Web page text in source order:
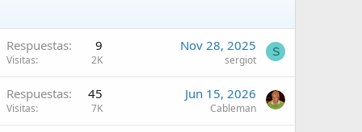
Respuestas 9
Visitas 2K
Nov 28, 2025
sergiot
S
Respuestas 45
Visitas 7K
Jun 15, 2026
Cableman